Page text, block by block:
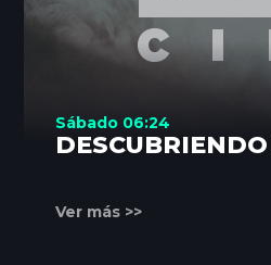
Sábado 06:24
Ver más >>